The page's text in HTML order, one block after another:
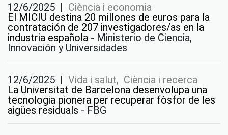
12/6/2025 | Ciència i economia
El MICIU destina 20 millones de euros para la
contratación de 207 investigadores/as en la
industria española - Ministerio de Ciencia,
Innovación y Universidades
12/6/2025 | Vida i salut, Ciència i recerca
La Universitat de Barcelona desenvolupa una
tecnologia pionera per recuperar fòsfor de les
aigües residuals - FBG